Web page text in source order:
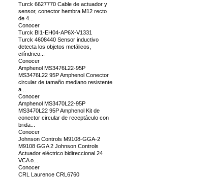
Turck 6627770 Cable de actuador y
sensor, conector hembra M12 recto
de 4...
Conocer
Turck BI1-EH04-AP6X-V1331
Turck 4608440 Sensor inductivo
detecta los objetos metálicos,
cilíndrico...
Conocer
Amphenol MS3476L22-95P
MS3476L22 95P Amphenol Conector
circular de tamaño mediano resistente
a...
Conocer
Amphenol MS3470L22-95P
MS3470L22 95P Amphenol Kit de
conector circular de receptáculo con
brida...
Conocer
Johnson Controls M9108-GGA-2
M9108 GGA 2 Johnson Controls
Actuador eléctrico bidireccional 24
VCA o...
Conocer
CRL Laurence CRL6760